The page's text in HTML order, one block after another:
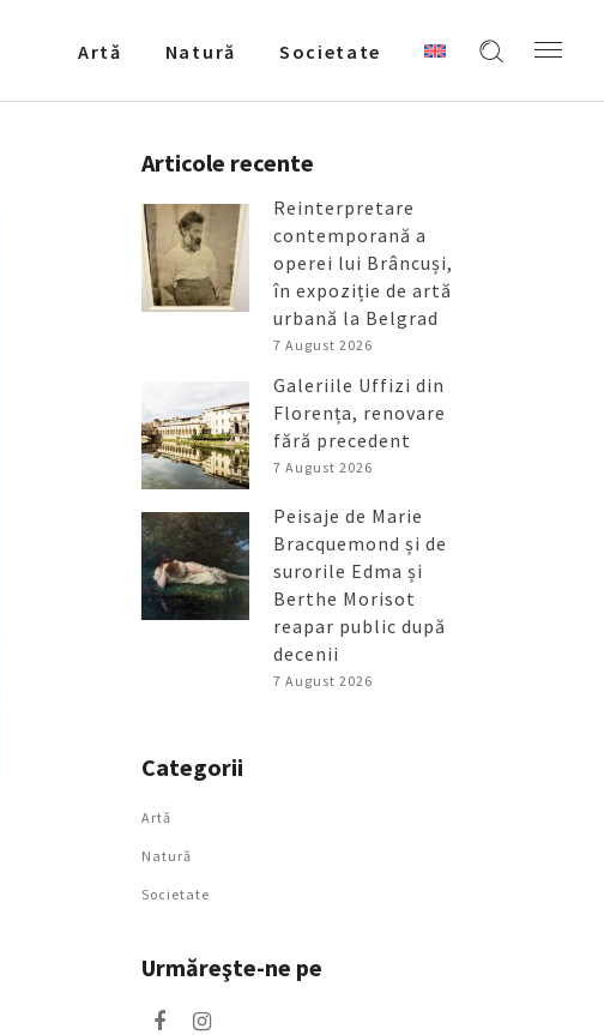
Artǎ Natură Societate
Articole recente
Reinterpretare
contemporană a
operei lui Brâncuși,
în expoziție de artă
urbană la Belgrad
7 August 2026
Galeriile Uffizi din
Florența, renovare
fără precedent
7 August 2026
Peisaje de Marie
Bracquemond și de
surorile Edma și
Berthe Morisot
reapar public după
decenii
7 August 2026
Categorii
Artǎ
Natură
Societate
Urmăreşte-ne pe